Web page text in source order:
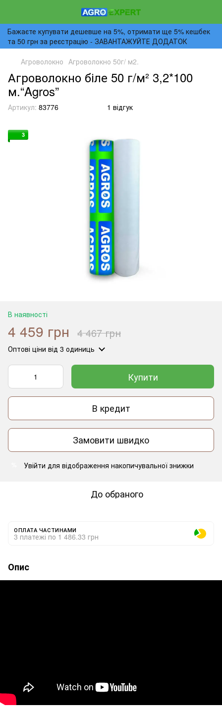
Бажаєте купувати дешевше на 5%, отримати ще 5% кешбек
та 50 грн за реєстрацію - ЗАВАНТАЖУЙТЕ ДОДАТОК
Агроволокно Агроволокно 50г/ м2.
Агроволокно біле 50 г/м² 3,2*100
м.“Agros”
Артикул: 83776 1 відгук
3
В наявності
4 459 грн 4 467 грн
Оптові ціни від 3 одиниць
Купити
В кредит
Замовити швидко
Увійти для відображення накопичувальної знижки
До обраного
ОПЛАТА ЧАСТИНАМИ
3 платежі по 1 486.33 грн
Опис